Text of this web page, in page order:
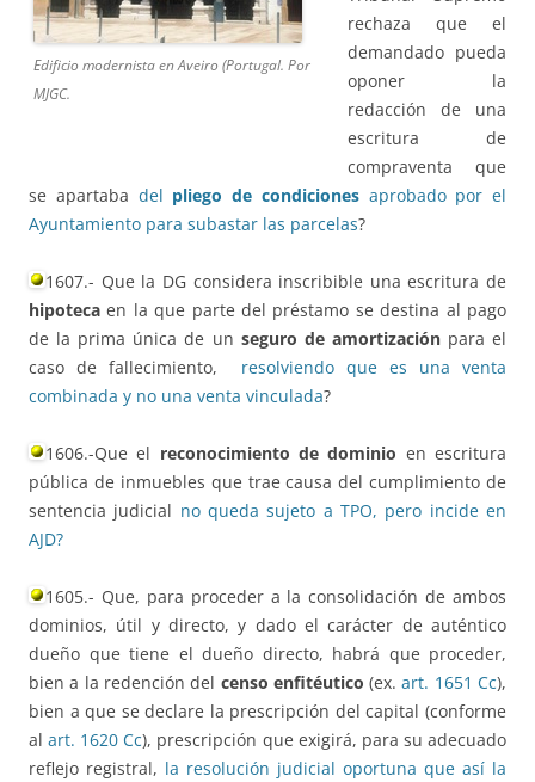
Edificio modernista en Aveiro (Portugal. Por
MJGC.
rechaza que el
demandado pueda
oponer la
redacción de una
escritura de
compraventa que
se apartaba del pliego de condicionesaprobado por el
Ayuntamiento para subastar las parcelas?
1607.- Que la DG considera inscribible una escritura de
hipoteca en la que parte del préstamo se destina al pago
de la prima única de un seguro de amortizaciónpara el
caso de fallecimiento, resolviendo que es una venta
combinada y no una venta vinculada?
1606.-Que el reconocimiento de dominio en escritura
pública de inmuebles que trae causa del cumplimiento de
sentencia judicial no queda sujeto a TPO, pero incide en
AJD?
1605.- Que, para proceder a la consolidación de ambos
dominios, útil y directo, y dado el carácter de auténtico
dueño que tiene el dueño directo, habrá que proceder,
bien a la redención del censo enfitéutico (ex.art. 1651 Cc),
bien a que se declare la prescripción del capital (conforme
alart. 1620 Cc), prescripción que exigirá, para su adecuado
reflejo registral, la resolución judicial oportuna que así la